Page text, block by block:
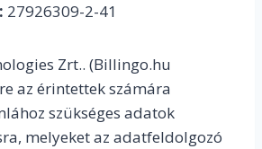
27926309-2-41
Zrt.. (Billingo.hu
az érintettek számára
szükséges adatok
melyeket az adatfeldolgozó